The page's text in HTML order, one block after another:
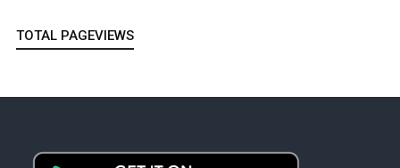
TOTAL PAGEVIEWS